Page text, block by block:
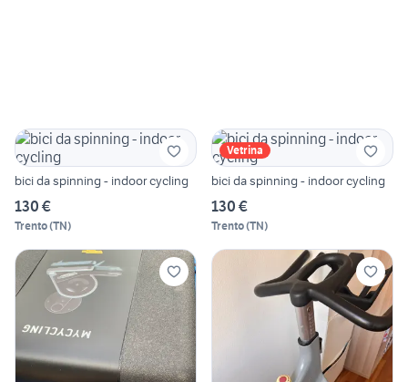
bici da spinning - indoor cycling
130 €
Trento(TN)
Vetrina
bici da spinning - indoor cycling
130 €
Trento(TN)